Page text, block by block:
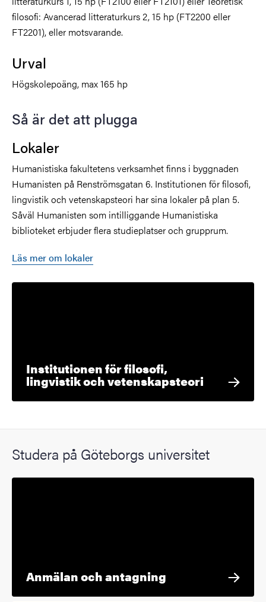
filosofi: Avancerad litteraturkurs 2, 15 hp (FT2200 eller
FT2201), eller motsvarande.
Urval
Högskolepoäng, max 165 hp
Så är det att plugga
Lokaler
Humanistiska fakultetens verksamhet finns i byggnaden
Humanisten på Renströmsgatan 6. Institutionen för filosofi,
lingvistik och vetenskapsteori har sina lokaler på plan 5.
Såväl Humanisten som intilliggande Humanistiska
biblioteket erbjuder flera studieplatser och grupprum.
Läs mer om lokaler
Institutionen för filosofi,
lingvistik och vetenskapsteori
Studera på Göteborgs universitet
Anmälan och antagning